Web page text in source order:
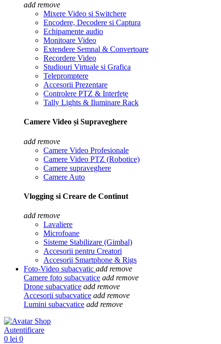
add remove
Mixere Video si Switchere
Encodere, Decodere si Captura
Echipamente audio
Monitoare Video
Extendere Semnal & Convertoare
Recordere Video
Studiouri Virtuale si Grafica
Telepromptere
Accesorii Prezentare
Controlere PTZ & Interfețe
Tally Lights & Iluminare Rack
Camere Video și Supraveghere
add remove
Camere Video Profesionale
Camere Video PTZ (Robotice)
Camere supraveghere
Camere Auto
Vlogging si Creare de Continut
add remove
Lavaliere
Microfoane
Sisteme Stabilizare (Gimbal)
Accesorii pentru Creatori
Accesorii Smartphone & Rigs
Foto-Video subacvatic add remove
Camere foto subacvatice add remove
Drone subacvatice add remove
Accesorii subacvatice add remove
Lumini subacvatice add remove
Autentificare
0 lei 0